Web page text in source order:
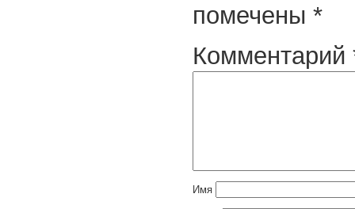
помечены *
Комментарий
Имя